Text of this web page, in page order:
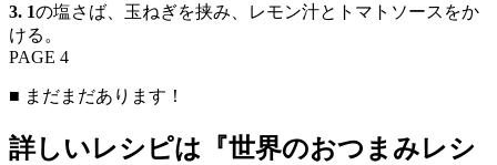
3. 1の塩さば、玉ねぎを挟み、レモン汁とトマトソースをか
ける。
PAGE 4
■ まだまだあります！
詳しいレシピは『世界のおつまみレシ